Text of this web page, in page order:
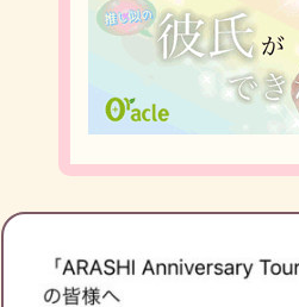
一児の母、ジャニーズ見て頑張っ
8
フォロー フ